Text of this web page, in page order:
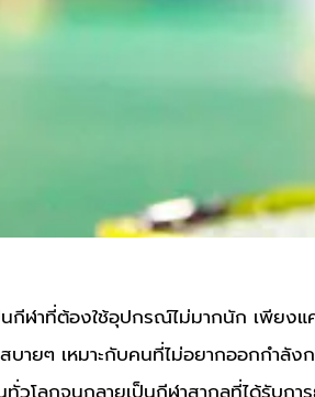
นกีฬาที่ต้องใช้อุปกรณ์ไม่มากนัก เพียงแ
บายๆ เหมาะกับคนที่ไม่อยากออกกำลั